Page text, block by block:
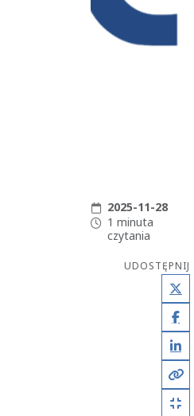
Data publikacji:
2025-11-28
Czas czytania:
1 minuta
czytania
UDOSTĘPNIJ
X